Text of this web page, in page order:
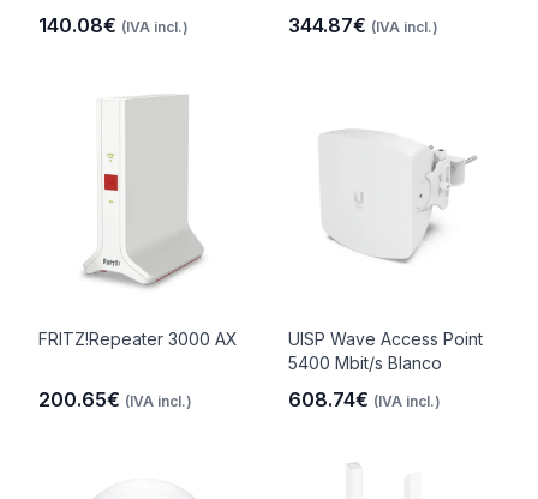
140.08€ (IVA incl.) 344.87€ (IVA incl.)
FRITZ!Repeater 3000 AX
200.65€ (IVA incl.)
UISP Wave Access Point
5400 Mbit/s Blanco
608.74€ (IVA incl.)